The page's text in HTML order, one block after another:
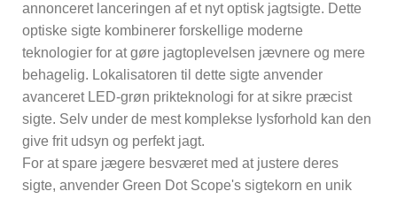
annonceret lanceringen af ​​et nyt optisk jagtsigte. Dette
optiske sigte kombinerer forskellige moderne
teknologier for at gøre jagtoplevelsen jævnere og mere
behagelig. Lokalisatoren til dette sigte anvender
avanceret LED-grøn prikteknologi for at sikre præcist
sigte. Selv under de mest komplekse lysforhold kan den
give frit udsyn og perfekt jagt.
For at spare jægere besværet med at justere deres
sigte, anvender Green Dot Scope's sigtekorn en unik